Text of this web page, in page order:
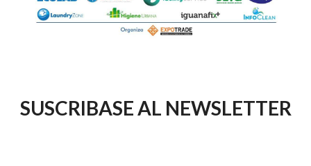
SUSCRIBASE AL NEWSLETTER